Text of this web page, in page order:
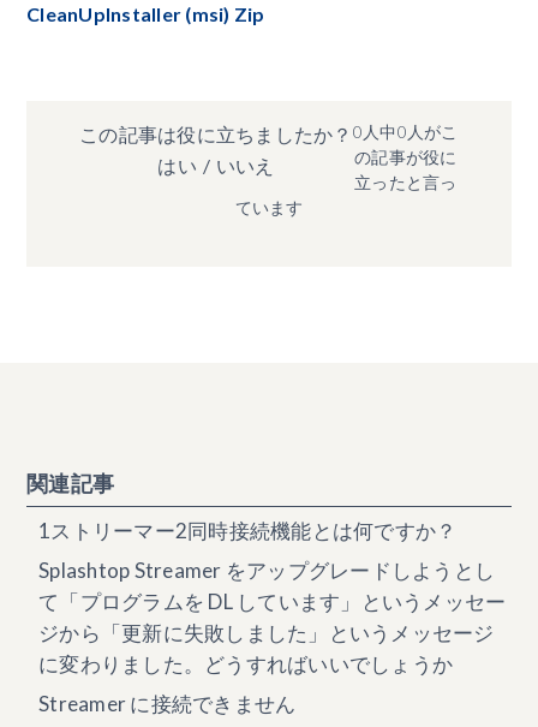
CleanUpInstaller (msi) Zip
この記事は役に立ちましたか？
はい / いいえ
0人中0人がこ
の記事が役に
立ったと言っ
ています
関連記事
1ストリーマー2同時接続機能とは何ですか？
Splashtop Streamer をアップグレードしようとし
て「プログラムを DL しています」というメッセー
ジから「更新に失敗しました」というメッセージ
に変わりました。どうすればいいでしょうか
Streamer に接続できません